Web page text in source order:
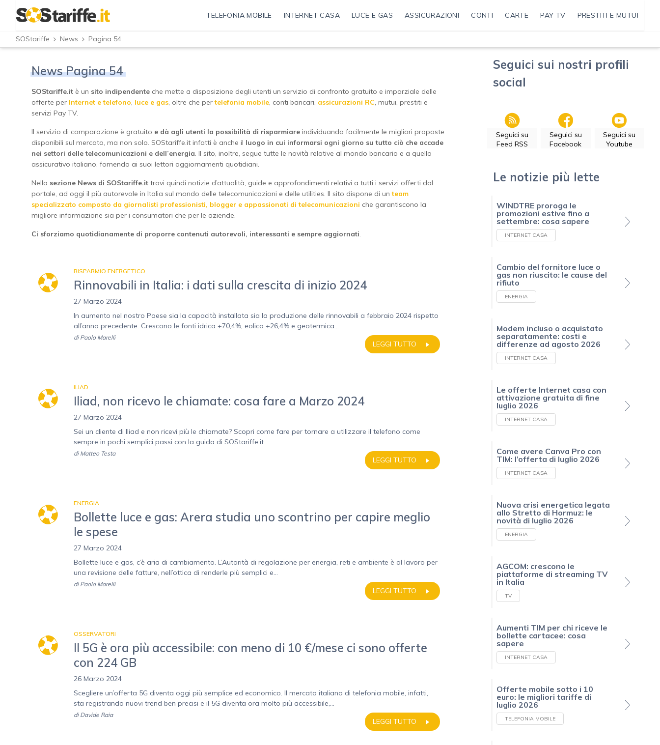
TELEFONIA MOBILE INTERNET CASA LUCE E GAS ASSICURAZIONI CONTI CARTE PAY TV PRESTITI E MUTUI
SOStariffe News Pagina 54
News Pagina 54
SOStariffe.it è un sito indipendente che mette a disposizione degli utenti un servizio di confronto gratuito e imparziale delle
offerte per Internet e telefono, luce e gas, oltre che pertelefonia mobile, conti bancari, assicurazioni RC, mutui, prestiti e
servizi Pay TV.
Il servizio di comparazione è gratuito e dà agli utenti la possibilità di risparmiare individuando facilmente le migliori proposte
disponibili sul mercato, ma non solo. SOStariffe.it infatti è anche il luogo in cui informarsi ogni giorno su tutto ciò che accade
nei settori delle telecomunicazioni e dell’energia. Il sito, inoltre, segue tutte le novità relative al mondo bancario e a quello
assicurativo italiano, fornendo ai suoi lettori aggiornamenti quotidiani.
Nella sezione News di SOStariffe.it trovi quindi notizie d’attualità, guide e approfondimenti relativi a tutti i servizi offerti dal
portale, ad oggi il più autorevole in Italia sul mondo delle telecomunicazioni e delle utilities. Il sito dispone di unteam
specializzato composto da giornalisti professionisti, blogger e appassionati di telecomunicazioni che garantiscono la
migliore informazione sia per i consumatori che per le aziende.
Ci sforziamo quotidianamente di proporre contenuti autorevoli, interessanti e sempre aggiornati.
RISPARMIO ENERGETICO
Rinnovabili in Italia: i dati sulla crescita di inizio 2024
27 Marzo 2024
In aumento nel nostro Paese sia la capacità installata sia la produzione delle rinnovabili a febbraio 2024 rispetto
all’anno precedente. Crescono le fonti idrica +70,4%, eolica +26,4% e geotermica...
LEGGI TUTTO
di Paolo Marelli
ILIAD
Iliad, non ricevo le chiamate: cosa fare a Marzo 2024
27 Marzo 2024
Sei un cliente di Iliad e non ricevi più le chiamate? Scopri come fare per tornare a utilizzare il telefono come
sempre in pochi semplici passi con la guida di SOStariffe.it
LEGGI TUTTO
di Matteo Testa
ENERGIA
Bollette luce e gas: Arera studia uno scontrino per capire meglio
le spese
27 Marzo 2024
Bollette luce e gas, c’è aria di cambiamento. L’Autorità di regolazione per energia, reti e ambiente è al lavoro per
una revisione delle fatture, nell’ottica di renderle più semplici e...
LEGGI TUTTO
di Paolo Marelli
OSSERVATORI
Il 5G è ora più accessibile: con meno di 10 €/mese ci sono offerte
con 224 GB
26 Marzo 2024
Scegliere un’offerta 5G diventa oggi più semplice ed economico. Il mercato italiano di telefonia mobile, infatti,
sta registrando nuovi trend ben precisi e il 5G diventa ora molto più accessibile,...
LEGGI TUTTO
di Davide Raia
Seguici sui nostri profili
social
Seguici su
Feed RSS
Seguici su
Facebook
Seguici su
Youtube
Le notizie più lette
WINDTRE proroga le
promozioni estive fino a
settembre: cosa sapere
INTERNET CASA
Cambio del fornitore luce o
gas non riuscito: le cause del
rifiuto
ENERGIA
Modem incluso o acquistato
separatamente: costi e
differenze ad agosto 2026
INTERNET CASA
Le offerte Internet casa con
attivazione gratuita di fine
luglio 2026
INTERNET CASA
Come avere Canva Pro con
TIM: l’offerta di luglio 2026
INTERNET CASA
Nuova crisi energetica legata
allo Stretto di Hormuz: le
novità di luglio 2026
ENERGIA
AGCOM: crescono le
piattaforme di streaming TV
in Italia
TV
Aumenti TIM per chi riceve le
bollette cartacee: cosa
sapere
INTERNET CASA
Offerte mobile sotto i 10
euro: le migliori tariffe di
luglio 2026
TELEFONIA MOBILE